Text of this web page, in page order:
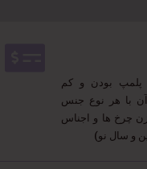
پلمپ بودن و کم
با هر نوع جنس
چرخ ها و اجناس
و سال نو)